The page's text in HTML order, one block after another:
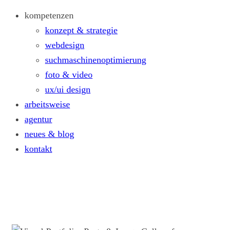
kompetenzen
konzept & strategie
webdesign
suchmaschinenoptimierung
foto & video
ux/ui design
arbeitsweise
agentur
neues & blog
kontakt